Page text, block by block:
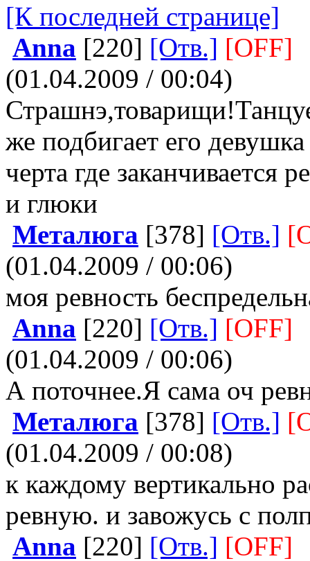
[К последней странице]
Anna [220] [Отв.] [OFF]
(01.04.2009 / 00:04)
же подбигает его
черта где заканчивается
и глюки
Металюга [378] [Отв.]
(01.04.2009 / 00:06)
моя ревность
Anna [220] [Отв.] [OFF]
(01.04.2009 / 00:06)
А поточнее.Я сама оч
Металюга [378] [Отв.]
(01.04.2009 / 00:08)
к каждому вертикально
ревную. и завожусь с
Anna [220] [Отв.] [OFF]